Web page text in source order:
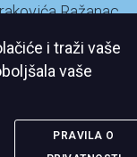
Ražanac
i traži vaše
vaše
PRAVILA O